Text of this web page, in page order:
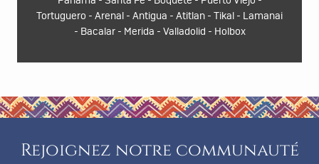
Tortuguero - Arenal - Antigua - Atitlan - Tikal - Lamanai
- Bacalar - Merida - Valladolid - Holbox
Rejoignez notre communauté